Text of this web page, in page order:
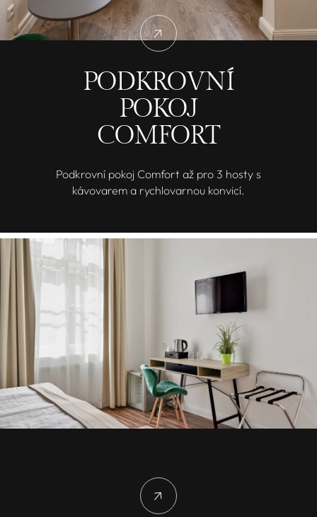
PODKROVNÍ
POKOJ
COMFORT
Podkrovní pokoj Comfort až pro 3 hosty s
kávovarem a rychlovarnou konvicí.